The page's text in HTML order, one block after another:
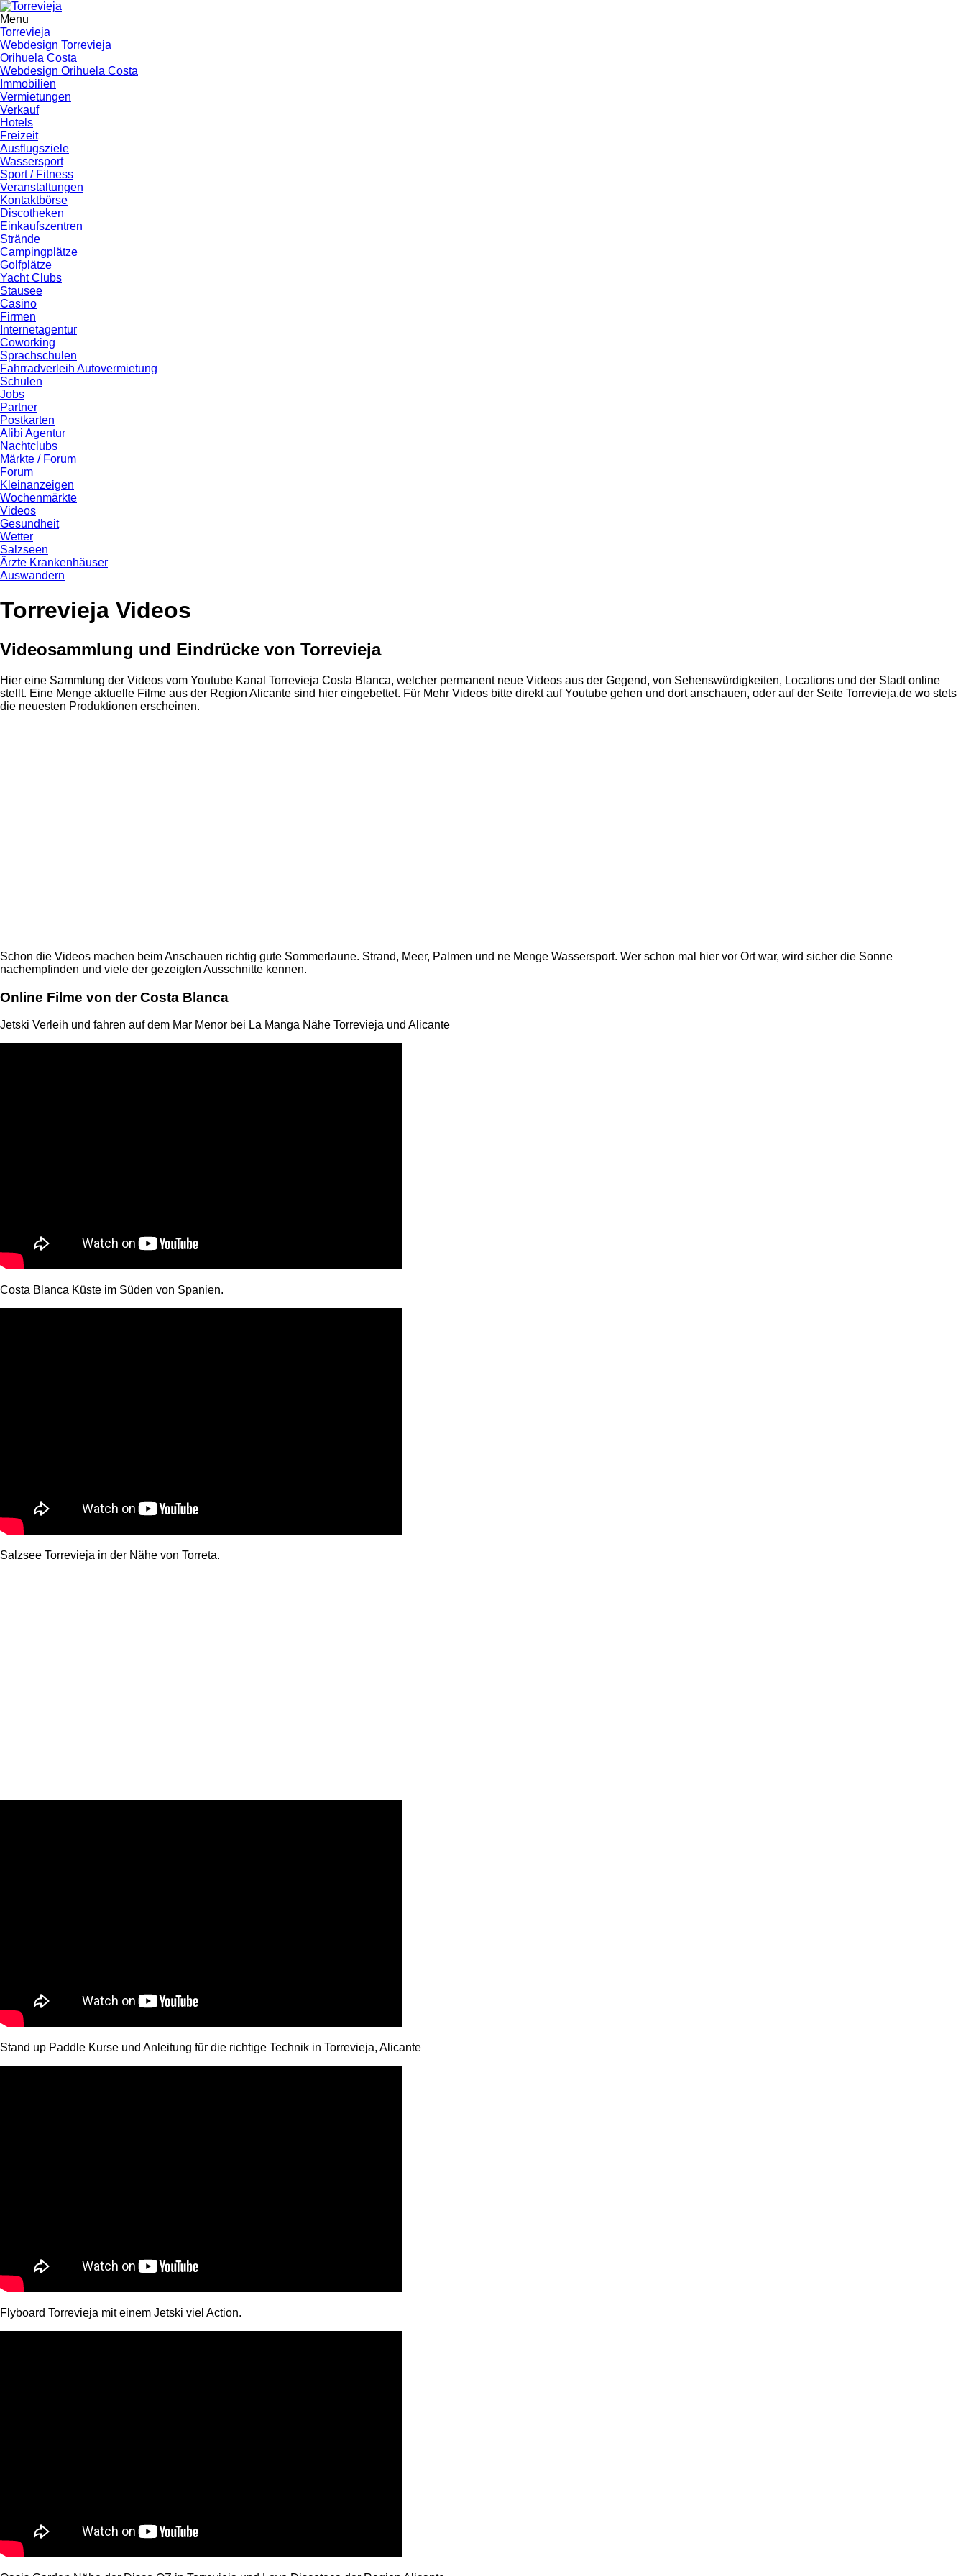
Menu
Torrevieja
Webdesign Torrevieja
Orihuela Costa
Webdesign Orihuela Costa
Immobilien
Vermietungen
Verkauf
Hotels
Freizeit
Ausflugsziele
Wassersport
Sport / Fitness
Veranstaltungen
Kontaktbörse
Discotheken
Einkaufszentren
Strände
Campingplätze
Golfplätze
Yacht Clubs
Stausee
Casino
Firmen
Internetagentur
Coworking
Sprachschulen
Fahrradverleih Autovermietung
Schulen
Jobs
Partner
Postkarten
Alibi Agentur
Nachtclubs
Märkte / Forum
Forum
Kleinanzeigen
Wochenmärkte
Videos
Gesundheit
Wetter
Salzseen
Ärzte Krankenhäuser
Auswandern
Torrevieja Videos
Videosammlung und Eindrücke von Torrevieja
Hier eine Sammlung der Videos vom Youtube Kanal Torrevieja Costa Blanca, welcher permanent neue Videos aus der Gegend, von Sehenswürdigkeiten, Locations und der Stadt online
stellt. Eine Menge aktuelle Filme aus der Region Alicante sind hier eingebettet. Für Mehr Videos bitte direkt auf Youtube gehen und dort anschauen, oder auf der Seite Torrevieja.de wo stets
die neuesten Produktionen erscheinen.
Schon die Videos machen beim Anschauen richtig gute Sommerlaune. Strand, Meer, Palmen und ne Menge Wassersport. Wer schon mal hier vor Ort war, wird sicher die Sonne
nachempfinden und viele der gezeigten Ausschnitte kennen.
Online Filme von der Costa Blanca
Jetski Verleih und fahren auf dem Mar Menor bei La Manga Nähe Torrevieja und Alicante
Costa Blanca Küste im Süden von Spanien.
Salzsee Torrevieja in der Nähe von Torreta.
Stand up Paddle Kurse und Anleitung für die richtige Technik in Torrevieja, Alicante
Flyboard Torrevieja mit einem Jetski viel Action.